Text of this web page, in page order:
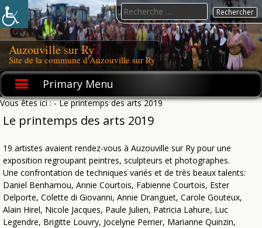
Skip
to
content
Auzouville sur Ry
Site de la commune d'Auzouville sur Ry
Primary Menu
Search
for:
Vous êtes ici :- Le printemps des arts 2019
Le printemps des arts 2019
19 artistes avaient rendez-vous à Auzouville sur Ry pour une
exposition regroupant peintres, sculpteurs et photographes.
Une confrontation de techniques variés et de très beaux talents:
Daniel Benhamou, Annie Courtois, Fabienne Courtois, Ester
Delporte, Colette di Giovanni, Annie Dranguet, Carole Gouteux,
Alain Hirel, Nicole Jacques, Paule Julien, Patricia Lahure, Luc
Legendre, Brigitte Louvry, Jocelyne Perrier, Marianne Quinzin,